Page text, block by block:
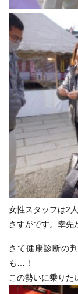
女性スタッフは2
さすがです。幸先
さて健康診断の
も…！
この勢いに乗りた